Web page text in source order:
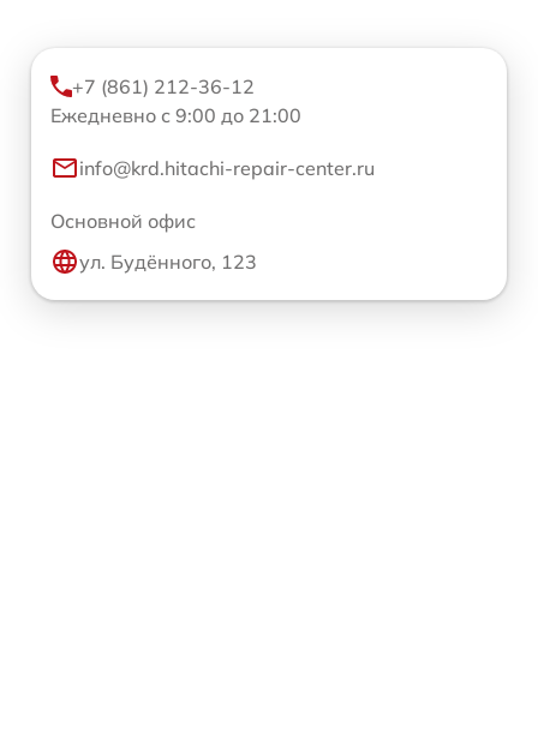
+7 (861) 212-36-12
Ежедневно с 9:00 до 21:00
info@krd.hitachi-repair-center.ru
Основной офис
ул. Будённого, 123